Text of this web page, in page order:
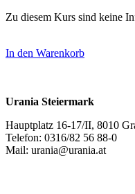
Zu diesem Kurs sind keine
In den Warenkorb
Urania Steiermark
Hauptplatz 16-17/II, 8010
Telefon: 0316/82 56 88-0
Mail: urania@urania.at